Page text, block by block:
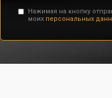
Нажимая на кнопку
моих персональных